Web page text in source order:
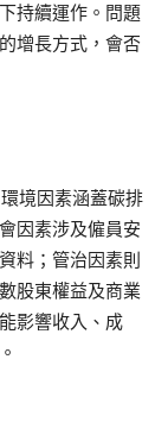
持續運作。問題
增長方式，會否
境因素涵蓋碳排
因素涉及僱員安
料；管治因素則
股東權益及商業
影響收入、成